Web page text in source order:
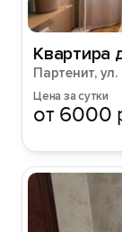
Квартира
Партенит,
Цена за сутки
от 6000